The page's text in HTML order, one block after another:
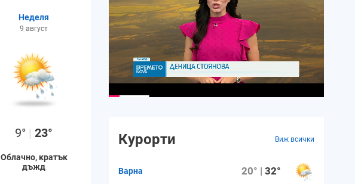
Неделя
9 август
9° | 23°
Облачно, кратък
дъжд
Курорти Виж всички
Варна 20° |32°